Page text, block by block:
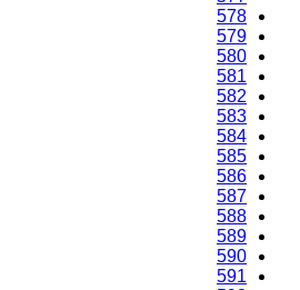
578
579
580
581
582
583
584
585
586
587
588
589
590
591